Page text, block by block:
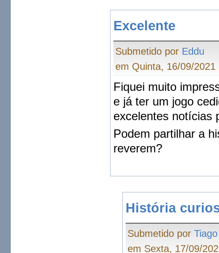
Excelente
Submetido por Eddu
em Quinta, 16/09/2021
Fiquei muito
e já ter um jogo
excelentes notícias
Podem partilhar a
reverem?
História
Submetido porTiago
em Sexta, 17/09/